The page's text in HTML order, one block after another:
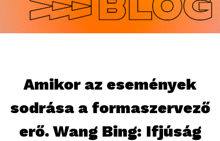
Amikor az események
sodrása a formaszervező
erő. Wang Bing: Ifjúság